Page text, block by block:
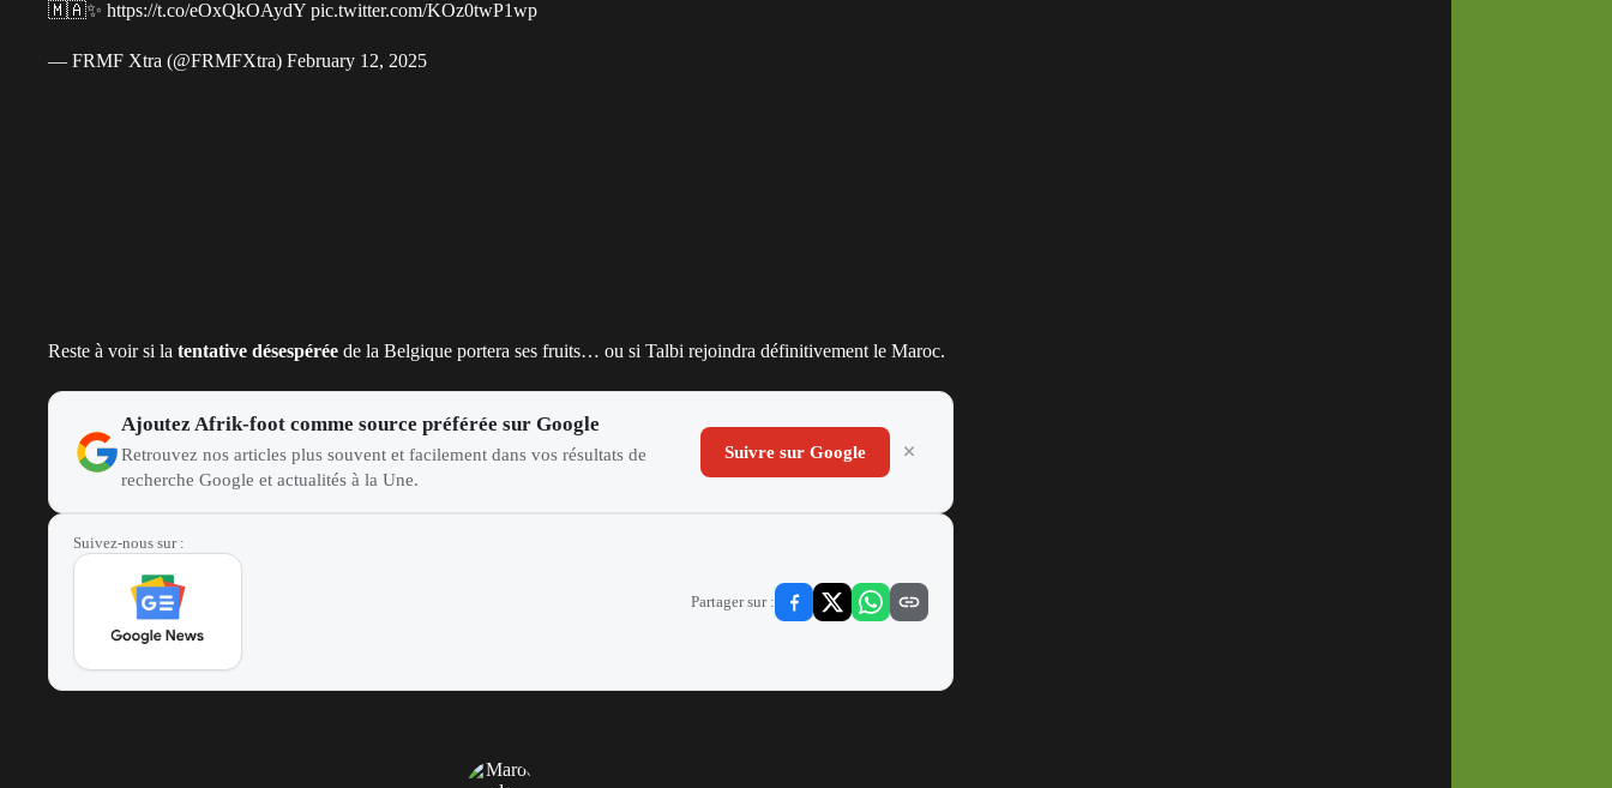
🇲🇦✨ https://t.co/eOxQkOAydY pic.twitter.com/KOz0twP1wp
— FRMF Xtra (@FRMFXtra) February 12, 2025
Reste à voir si la tentative désespérée de la Belgique portera ses fruits… ou si Talbi rejoindra définitivement le Maroc.
Ajoutez Afrik-foot comme source préférée sur Google
Retrouvez nos articles plus souvent et facilement dans vos résultats de
recherche Google et actualités à la Une.
Suivre sur Google
Suivez-nous sur :
Partager sur :